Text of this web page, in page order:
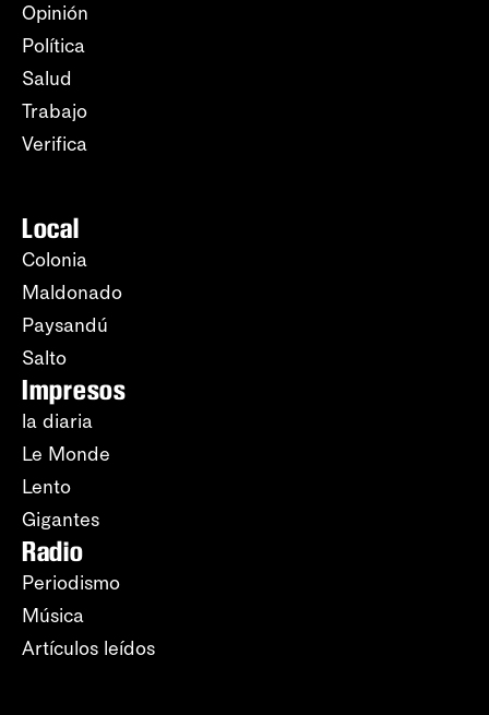
Opinión
Política
Salud
Trabajo
Verifica
Local
Colonia
Maldonado
Paysandú
Salto
Impresos
la diaria
Le Monde
Lento
Gigantes
Radio
Periodismo
Música
Artículos leídos